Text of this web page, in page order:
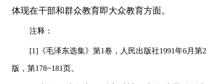
体现在干部和群众教育即大众教育方面。
注释：
[1]《毛泽东选集》第1卷，人民出版社1991年6月第2
版，第178~181页。